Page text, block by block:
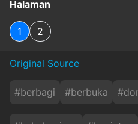
Halaman
1 2
Original Source
#berbagi #berbuka #